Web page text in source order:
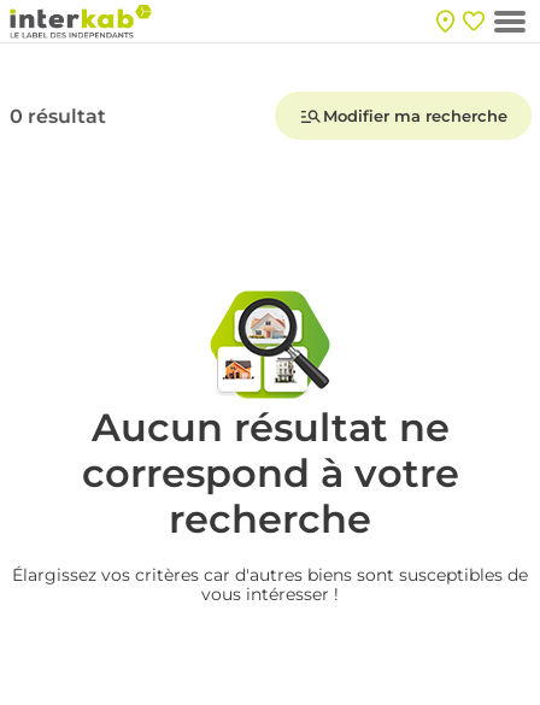
0 résultat Modifier ma recherche
Aucun résultat ne
correspond à votre
recherche
Élargissez vos critères car d'autres biens sont susceptibles de
vous intéresser !